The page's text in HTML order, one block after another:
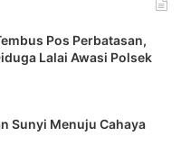
Pos Perbatasan,
Lalai Awasi Polsek
Sunyi Menuju Cahaya